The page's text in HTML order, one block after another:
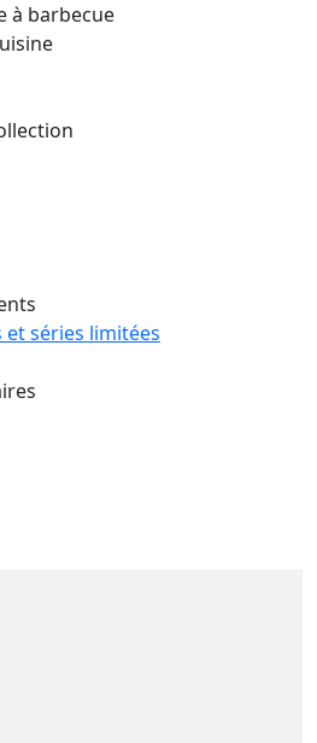
à barbecue
séries limitées